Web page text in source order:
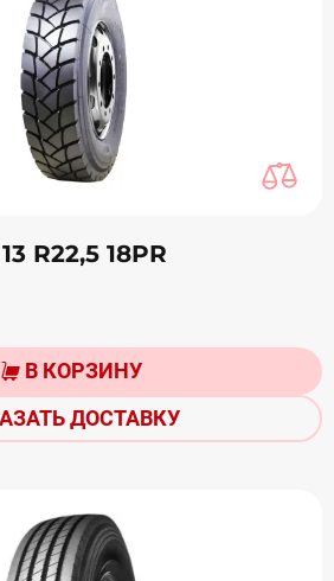
R22,5 18PR
В КОРЗИНУ
ДОСТАВКУ